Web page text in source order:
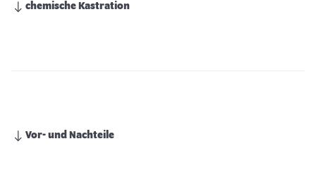
chemische Kastration
Vor- und Nachteile